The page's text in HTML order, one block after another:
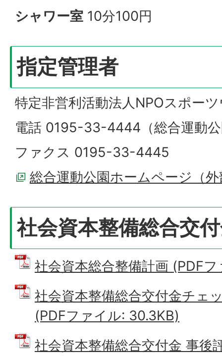
シャワー室 10分100円
指定管理者
特定非営利活動法人NPOスポー
電話 0195-33-4444（総合運動
ファクス 0195-33-4445
総合運動公園ホームページ（
社会資本整備総合交
社会資本総合整備計画 (PDF
社会資本整備総合交付金チェ
(PDFファイル: 30.3KB)
社会資本整備総合交付金 事後